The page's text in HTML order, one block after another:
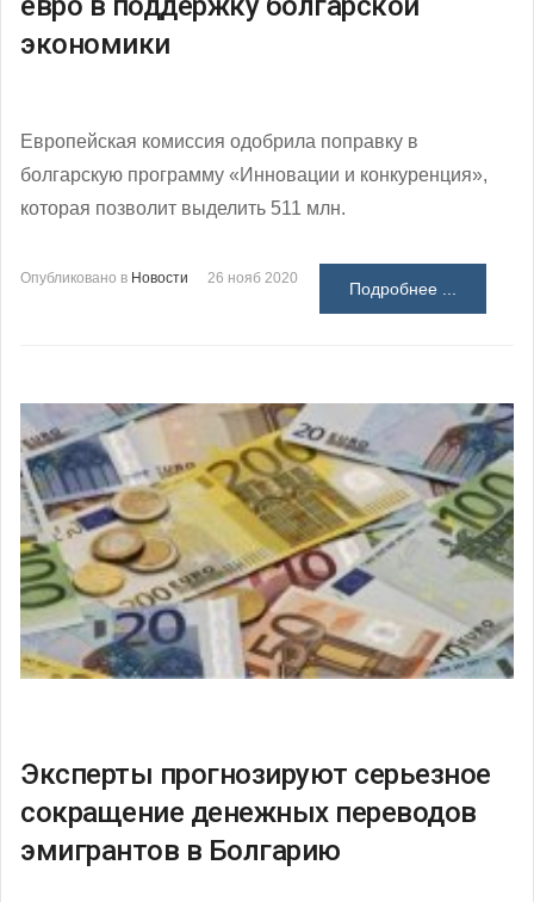
экономики
Европейская комиссия одобрила поправку в
болгарскую программу «Инновации и конкуренция»,
которая позволит выделить 511 млн.
Опубликовано в Новости 26 нояб 2020
Подробнее ...
Эксперты прогнозируют серьезное
сокращение денежных переводов
эмигрантов в Болгарию